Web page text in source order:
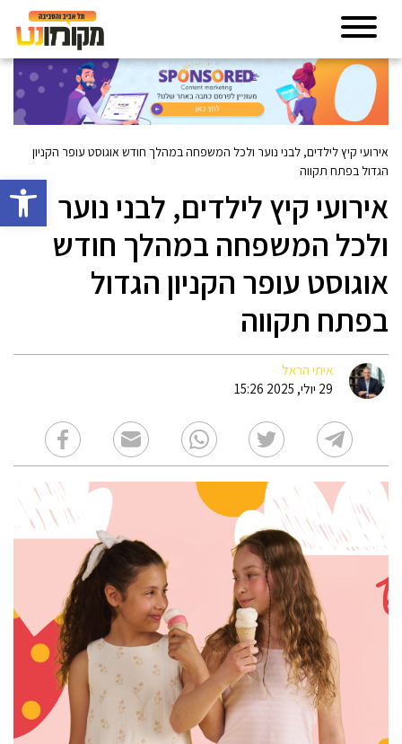
פתח
אירועי קיץ לילדים, לבני נוער ולכל המשפחה במהלך חודש אוגוסט עופר הקניון
הגדול בפתח תקווה
אירועי קיץ לילדים, לבני נוער
ולכל המשפחה במהלך חודש
אוגוסט עופר הקניון הגדול
בפתח תקווה
איתי הראל
29 יולי, 2025 15:26